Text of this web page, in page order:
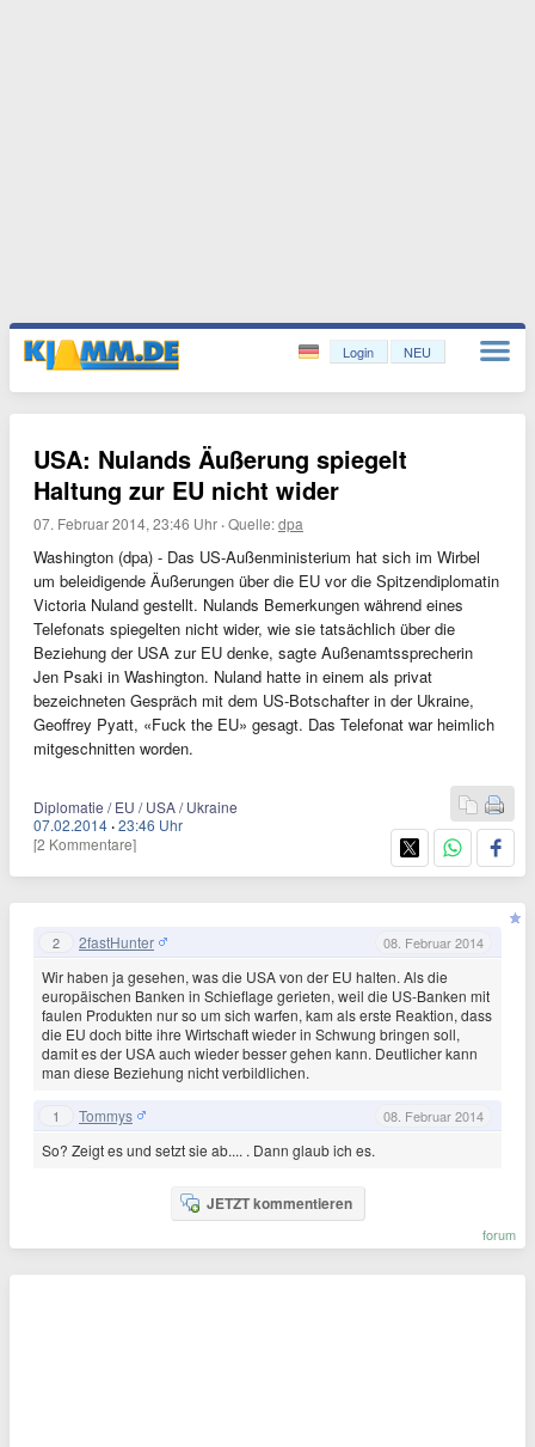
Login NEU
USA: Nulands Äußerung spiegelt
Haltung zur EU nicht wider
07. Februar 2014, 23:46 Uhr ·Quelle:dpa
Washington (dpa) - Das US-Außenministerium hat sich im Wirbel
um beleidigende Äußerungen über die EU vor die Spitzendiplomatin
Victoria Nuland gestellt. Nulands Bemerkungen während eines
Telefonats spiegelten nicht wider, wie sie tatsächlich über die
Beziehung der USA zur EU denke, sagte Außenamtssprecherin
Jen Psaki in Washington. Nuland hatte in einem als privat
bezeichneten Gespräch mit dem US-Botschafter in der Ukraine,
Geoffrey Pyatt, «Fuck the EU» gesagt. Das Telefonat war heimlich
mitgeschnitten worden.
Diplomatie / EU / USA / Ukraine
07.02.2014 ·23:46 Uhr
[2 Kommentare]
2 2fastHunter 08. Februar 2014
Wir haben ja gesehen, was die USA von der EU halten. Als die
europäischen Banken in Schieflage gerieten, weil die US-Banken mit
faulen Produkten nur so um sich warfen, kam als erste Reaktion, dass
die EU doch bitte ihre Wirtschaft wieder in Schwung bringen soll,
damit es der USA auch wieder besser gehen kann. Deutlicher kann
man diese Beziehung nicht verbildlichen.
1 Tommys 08. Februar 2014
So? Zeigt es und setzt sie ab.... . Dann glaub ich es.
JETZT kommentieren
forum